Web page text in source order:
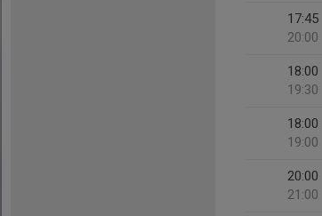
17:45
20:00
18:00
19:30
18:00
19:00
20:00
21:00